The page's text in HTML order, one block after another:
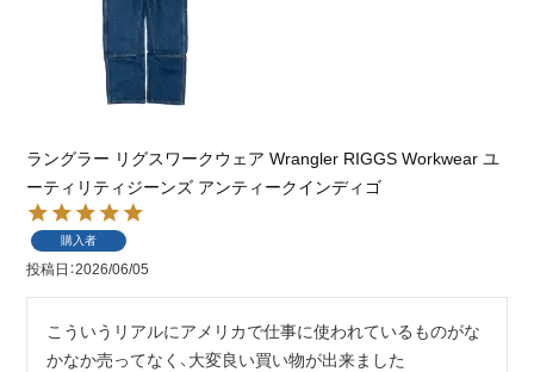
ラングラー リグスワークウェア Wrangler RIGGS Workwear ユ
ーティリティジーンズ アンティークインディゴ
購入者
投稿日 2026/06/05
こういうリアルにアメリカで仕事に使われているものがな
かなか売ってなく、大変良い買い物が出来ました